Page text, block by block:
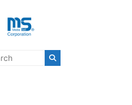
ド商品｜株式会社
外輸入商品には、日本では珍しい「海外ブ
商品」「機能的な商品」「コストパフォー
8 Pink〔アディダ